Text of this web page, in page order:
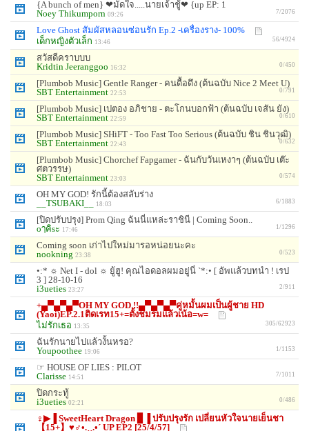
{A bunch of men} ❤มัดใจ.....นายเจ้าชู้❤ {up EP: 1
Noey Thikumporn 09:26 7/2076
Love Ghost สัมผัสหลอนซ่อนรัก Ep.2 -เครื่องราง- 100%
เด็กหญิงตัวเล็ก 13:46 56/4924
สวัสดีคราบบบ
Kridtin Jeeranggoo 16:32 0/450
[Plumbob Music] Gentle Ranger - คนดื้อดึง (ต้นฉบับ Nice 2 Meet U)
SBT Entertainment 22:53 0/791
[Plumbob Music] เปตอง อภิชาย - ตะโกนบอกฟ้า (ต้นฉบับ เจสัน ยัง)
SBT Entertainment 22:59 0/610
[Plumbob Music] SHiFT - Too Fast Too Serious (ต้นฉบับ ชิน ชินวุฒิ)
SBT Entertainment 22:43 0/632
[Plumbob Music] Chorchef Fapgamer - ฉันกับวันเหงาๆ (ต้นฉบับ เต๊ะ
ศตวรรษ)
SBT Entertainment 23:03 0/574
OH MY GOD! รักนี้ต้องสลับร่าง
__TSUBAKI__
18:03 6/1883
[ปิดปรับปรุง] Prom Qing ฉันนี่แหล่ะราชินี | Coming Soon..
oๅคิsะ 17:46 1/1296
Coming soon เก่าไปใหม่มารอหน่อยนะคะ
nookning 23:38 0/523
•:* ☼ Net I - dol ☼ ยู้ฮู! คุณไอดอลผมอยู่นี่ `*:• [ อัพแล้วบทนำ ! เรป
3 ] 28-10-16
i3ueties 23:27 2/911
+▄▀▄▀▄▀OH MY GOD !!▄▀▄▀▄▀คู่หมั้นผมเป็นผู้ชาย HD
(Yaoi)EP.2.1ติดเรท15+=ตั้งชมรมแล้วเน้อ=w=
ไม่รักเธอ 13:35 305/62923
ฉันรักนายไปแล้วงั้นหรอ?
Youpoothee 19:06 1/1153
☞ HOUSE OF LIES : PILOT
Clarisse 14:51 7/1011
ปิดกระทู้
i3ueties 02:21 0/486
♀▶▐ SweetHeart Dragon ▊▐ ปรับปรุงรัก เปลี่ยนหัวใจนายเย็นชา
【15+】♥♂•.¸¸.•´ UP EP2 [25/4/57]